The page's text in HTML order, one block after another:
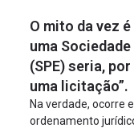
O mito da vez
uma
(SPE) seria,
uma licitação”.
Na verdade, ocorre
ordenamento